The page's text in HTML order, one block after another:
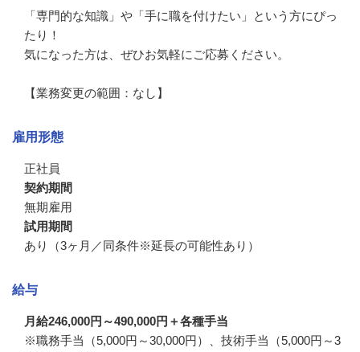
「専門的な知識」や「手に職を付けたい」という方にぴっ
たり！
気になった方は、ぜひお気軽にご応募ください。
【業務変更の範囲：なし】
雇用形態
正社員
契約期間
無期雇用
試用期間
あり（3ヶ月／同条件※延長の可能性あり）
給与
月給246,000円～490,000円＋各種手当
※職務手当（5,000円～30,000円）、技術手当（5,000円～3